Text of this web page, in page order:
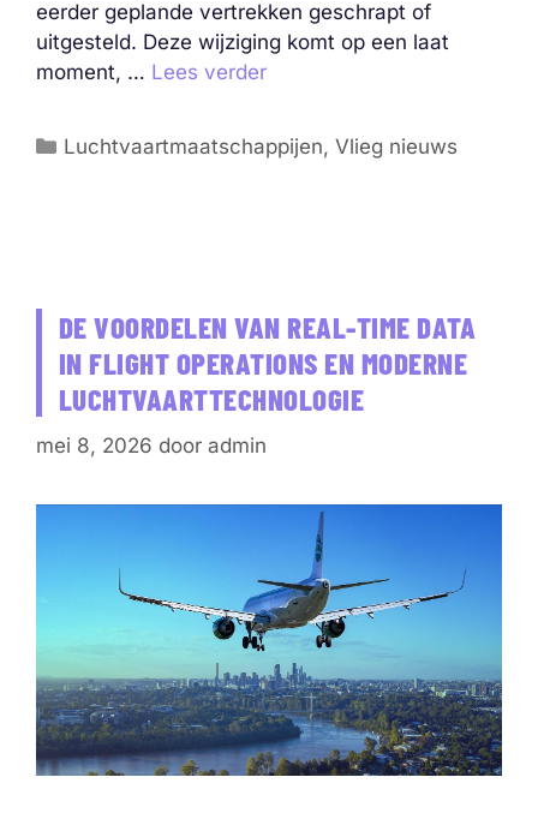
eerder geplande vertrekken geschrapt of
uitgesteld. Deze wijziging komt op een laat
moment, … Lees verder
Categorieën
Luchtvaartmaatschappijen,Vlieg nieuws
DE VOORDELEN VAN REAL-TIME DATA
IN FLIGHT OPERATIONS EN MODERNE
LUCHTVAARTTECHNOLOGIE
mei 8, 2026 door admin